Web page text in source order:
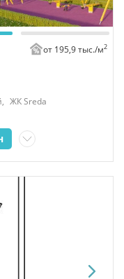
от 195,9 тыс./м2
ЖК Sreda